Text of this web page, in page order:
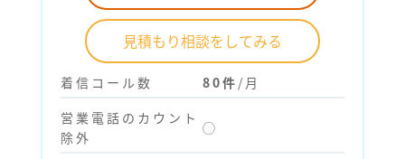
見積もり相談をしてみる
着信コール数 80件 /月
営業電話のカウント
除外
◯